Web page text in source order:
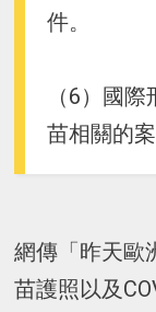
件。
（6）國
苗相關的案
網傳「昨天歐
苗護照以及